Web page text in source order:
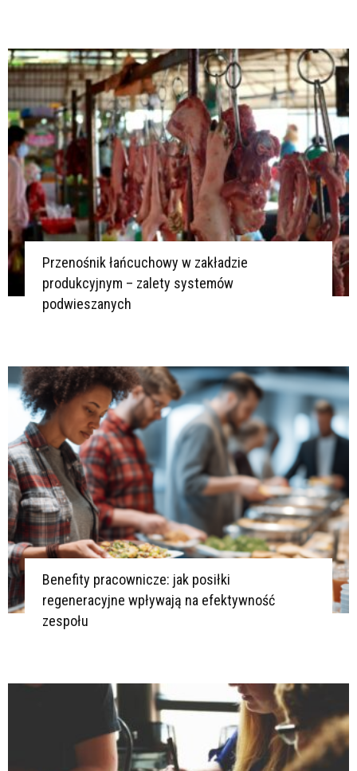
Przenośnik łańcuchowy w zakładzie
produkcyjnym – zalety systemów
podwieszanych
Benefity pracownicze: jak posiłki
regeneracyjne wpływają na efektywność
zespołu